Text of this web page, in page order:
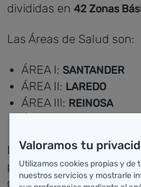
divididas en 42 Zonas
Las Áreas de Salud son:
ÁREA I: SANTANDER
ÁREA II: LAREDO
ÁREA III: REINOSA
LaGerencia de Atención
presente en las cuatro
compuestas a su vez
Valoramos tu
Utilizamos cookies propias y de
nuestros servicios y mostrarle